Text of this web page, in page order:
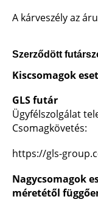
A kárveszély az
Szerződött
Kiscsomagok
GLS futár
Ügyfélszolgálat
Csomagkövetés:
https://gls-
Nagycsomagok
méretétől